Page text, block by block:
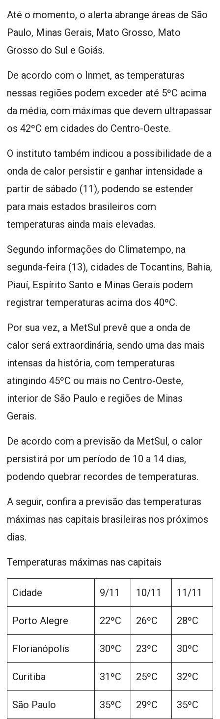
Até o momento, o alerta abrange áreas de São
Paulo, Minas Gerais, Mato Grosso, Mato
Grosso do Sul e Goiás.
De acordo com o Inmet, as temperaturas
nessas regiões podem exceder até 5ºC acima
da média, com máximas que devem ultrapassar
os 42ºC em cidades do Centro-Oeste.
O instituto também indicou a possibilidade de a
onda de calor persistir e ganhar intensidade a
partir de sábado (11), podendo se estender
para mais estados brasileiros com
temperaturas ainda mais elevadas.
Segundo informações do Climatempo, na
segunda-feira (13), cidades de Tocantins, Bahia,
Piauí, Espírito Santo e Minas Gerais podem
registrar temperaturas acima dos 40ºC.
Por sua vez, a MetSul prevê que a onda de
calor será extraordinária, sendo uma das mais
intensas da história, com temperaturas
atingindo 45ºC ou mais no Centro-Oeste,
interior de São Paulo e regiões de Minas
Gerais.
De acordo com a previsão da MetSul, o calor
persistirá por um período de 10 a 14 dias,
podendo quebrar recordes de temperaturas.
A seguir, confira a previsão das temperaturas
máximas nas capitais brasileiras nos próximos
dias.
Temperaturas máximas nas capitais
Cidade 9/11 10/11 11/11
Porto Alegre 22ºC 26ºC 28ºC
Florianópolis 30ºC 23ºC 30ºC
Curitiba 31ºC 25ºC 32ºC
São Paulo 35ºC 29ºC 35ºC